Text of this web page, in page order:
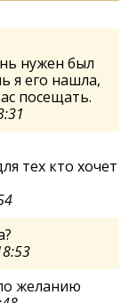
нужен был
я его нашла,
посещать.
тех кто хочет
желанию